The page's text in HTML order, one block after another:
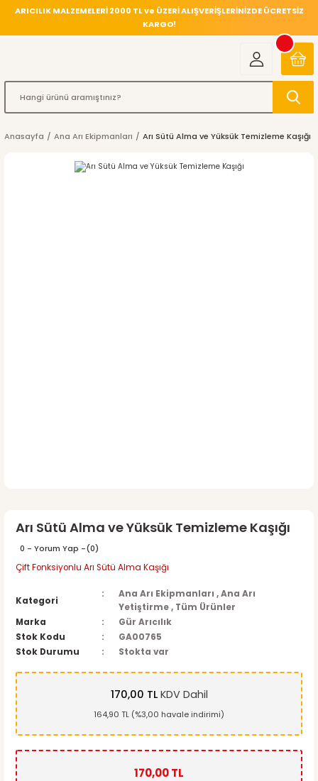
ARICILIK MALZEMELERİ 2000 TL ve ÜZERİ ALIŞVERİŞLERİNİZDE ÜCRETSİZ
KARGO!
Anasayfa Ana Arı Ekipmanları Arı Sütü Alma ve Yüksük Temizleme Kaşığı
Arı Sütü Alma ve Yüksük Temizleme Kaşığı
0 - Yorum Yap -(0)
Çift Fonksiyonlu Arı Sütü Alma Kaşığı
Kategori
Ana Arı Ekipmanları ,Ana Arı
Yetiştirme, Tüm Ürünler
Marka
Gür Arıcılık
Stok Kodu
GA00765
Stok Durumu
Stokta var
170,00 TLKDV Dahil
164,90 TL (%3,00 havale indirimi)
170,00 TL